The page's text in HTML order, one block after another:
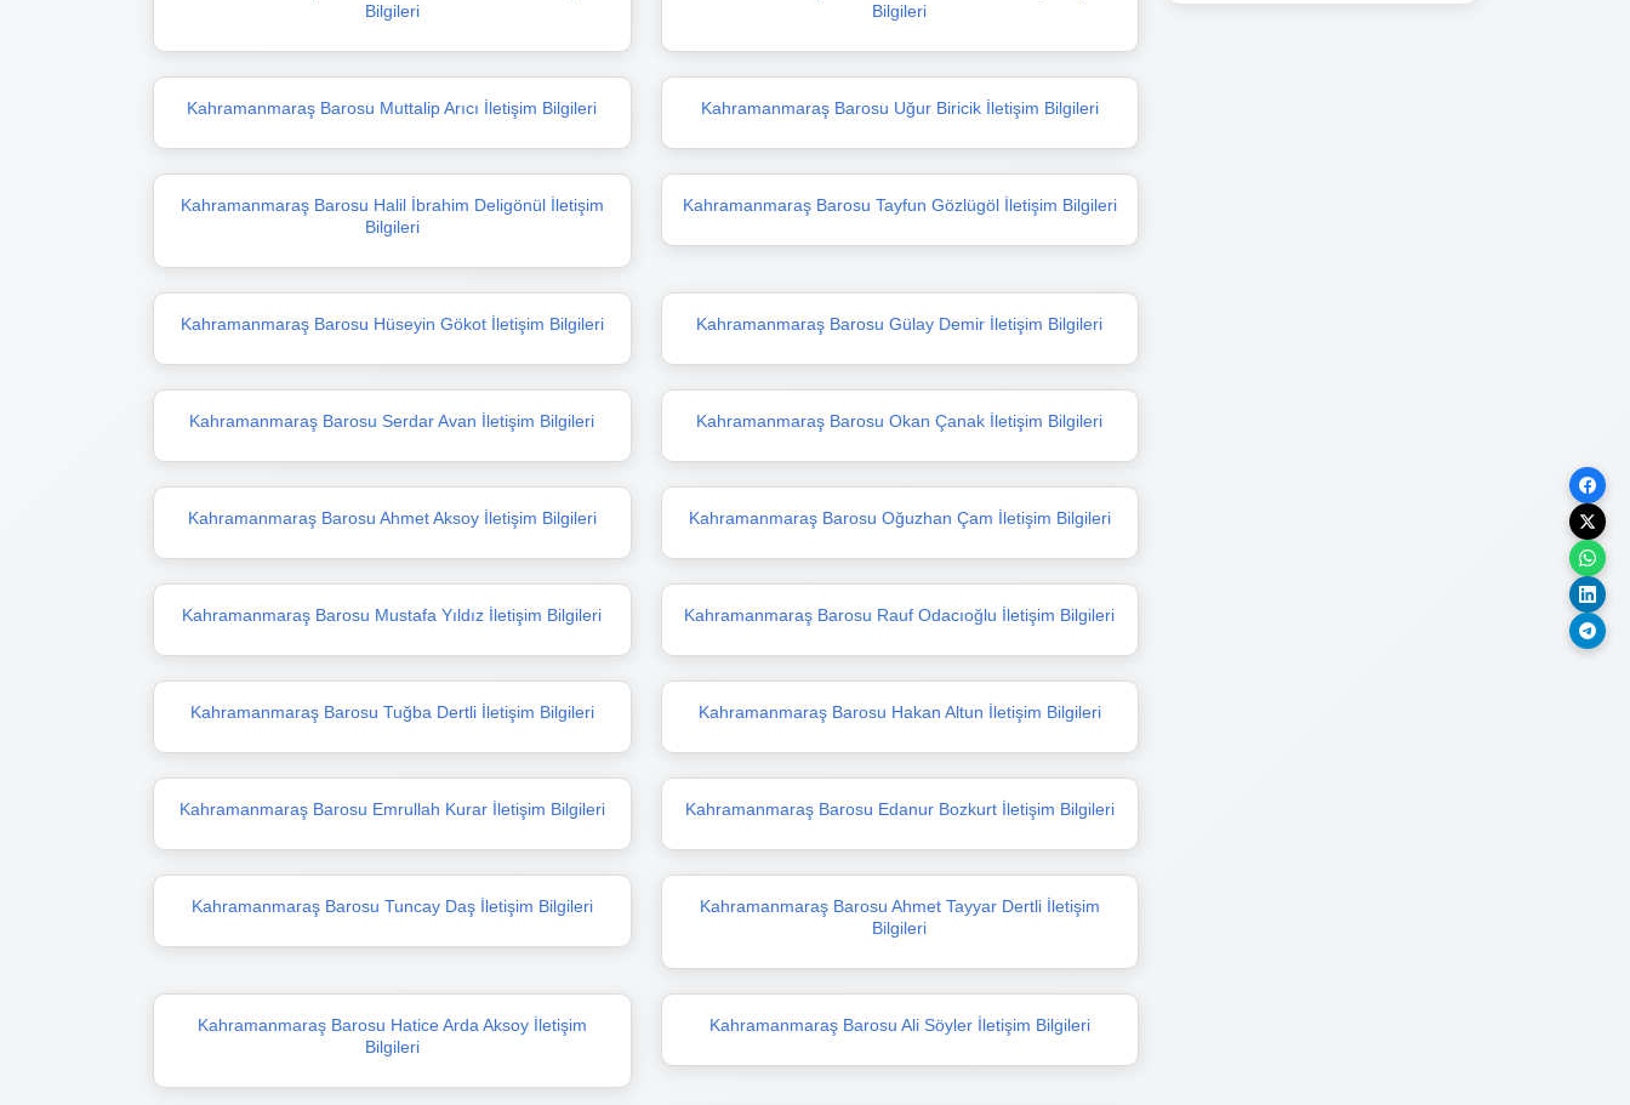
Bilgileri
Bilgileri
Kahramanmaraş Barosu Muttalip Arıcı İletişim Bilgileri Kahramanmaraş Barosu Uğur Biricik İletişim Bilgileri
Kahramanmaraş Barosu Halil İbrahim Deligönül İletişim
Bilgileri
Kahramanmaraş Barosu Tayfun Gözlügöl İletişim Bilgileri
Kahramanmaraş Barosu Hüseyin Gökot İletişim Bilgileri Kahramanmaraş Barosu Gülay Demir İletişim Bilgileri
Kahramanmaraş Barosu Serdar Avan İletişim Bilgileri Kahramanmaraş Barosu Okan Çanak İletişim Bilgileri
Kahramanmaraş Barosu Ahmet Aksoy İletişim Bilgileri Kahramanmaraş Barosu Oğuzhan Çam İletişim Bilgileri
Kahramanmaraş Barosu Mustafa Yıldız İletişim Bilgileri Kahramanmaraş Barosu Rauf Odacıoğlu İletişim Bilgileri
Kahramanmaraş Barosu Tuğba Dertli İletişim Bilgileri Kahramanmaraş Barosu Hakan Altun İletişim Bilgileri
Kahramanmaraş Barosu Emrullah Kurar İletişim Bilgileri Kahramanmaraş Barosu Edanur Bozkurt İletişim Bilgileri
Kahramanmaraş Barosu Tuncay Daş İletişim Bilgileri
Kahramanmaraş Barosu Ahmet Tayyar Dertli İletişim
Bilgileri
Kahramanmaraş Barosu Hatice Arda Aksoy İletişim
Bilgileri
Kahramanmaraş Barosu Ali Söyler İletişim Bilgileri